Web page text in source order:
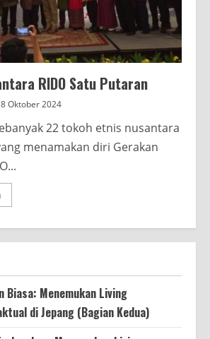
RIDO Satu Putaran
Oktober 2024
22 tokoh etnis nusantara
menamakan diri Gerakan
Read
more
RIDO
Biasa: Menemukan Living
di Jepang (Bagian Kedua)